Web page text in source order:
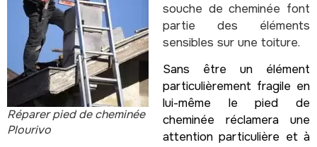
Réparer pied de cheminée
Plourivo
souche de cheminée font
partie des éléments
sensibles sur une toiture.
Sans être un élément
particulièrement fragile en
lui-même le pied de
cheminée réclamera une
attention particulière et à